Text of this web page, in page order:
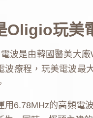
Oligio玩美
波是由韓國醫美大
波療程，玩美電波最
用6.78MHz的高頻電